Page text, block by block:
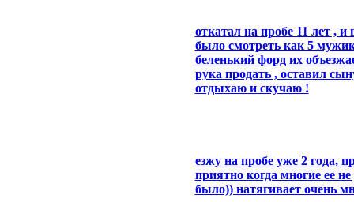
откатал на пробе 11 лет ,
было смотреть как 5
беленький форд их
рука продать , оставил
отдыхаю и скучаю !
езжу на пробе уже 2 года,
приятно когда многие ее
было)) натягивает очень